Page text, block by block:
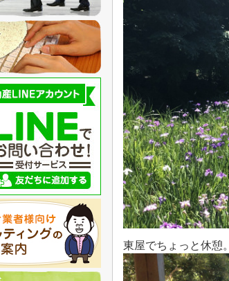
東屋でちょっと休憩。